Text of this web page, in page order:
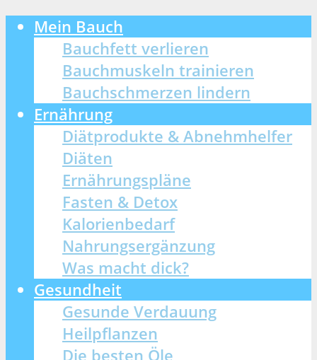
Mein Bauch
Bauchfett verlieren
Bauchmuskeln trainieren
Bauchschmerzen lindern
Ernährung
Diätprodukte & Abnehmhelfer
Diäten
Ernährungspläne
Fasten & Detox
Kalorienbedarf
Nahrungsergänzung
Was macht dick?
Gesundheit
Gesunde Verdauung
Heilpflanzen